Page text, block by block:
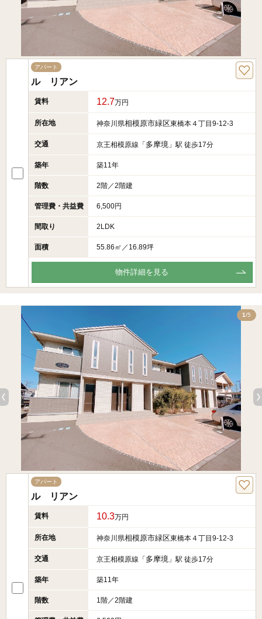
アパート
ル リアン
賃料 12.7万円
所在地 神奈川県相模原市緑区東橋本４丁目9-12-3
交通 京王相模原線「 多摩境 」駅 徒歩17分
築年 築11年
階数 2階／2階建
管理費・共益費 6,500円
間取り 2LDK
面積 55.86㎡／16.89坪
物件詳細を見る
1/5
アパート
ル リアン
賃料 10.3万円
所在地 神奈川県相模原市緑区東橋本４丁目9-12-3
交通 京王相模原線「 多摩境 」駅 徒歩17分
築年 築11年
階数 1階／2階建